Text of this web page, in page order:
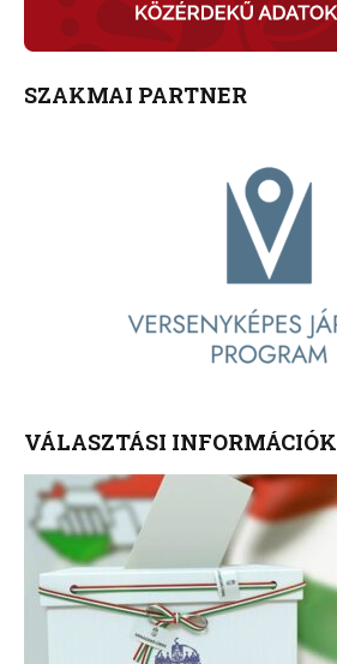
SZAKMAI PARTNER
VÁLASZTÁSI INFORMÁCIÓK